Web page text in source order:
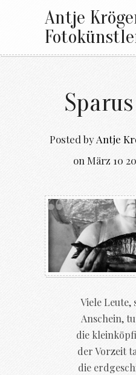
Antje
Posted byAntje
on März 10
Viele Leute,
Anschein,
die
der Vorzeit
die